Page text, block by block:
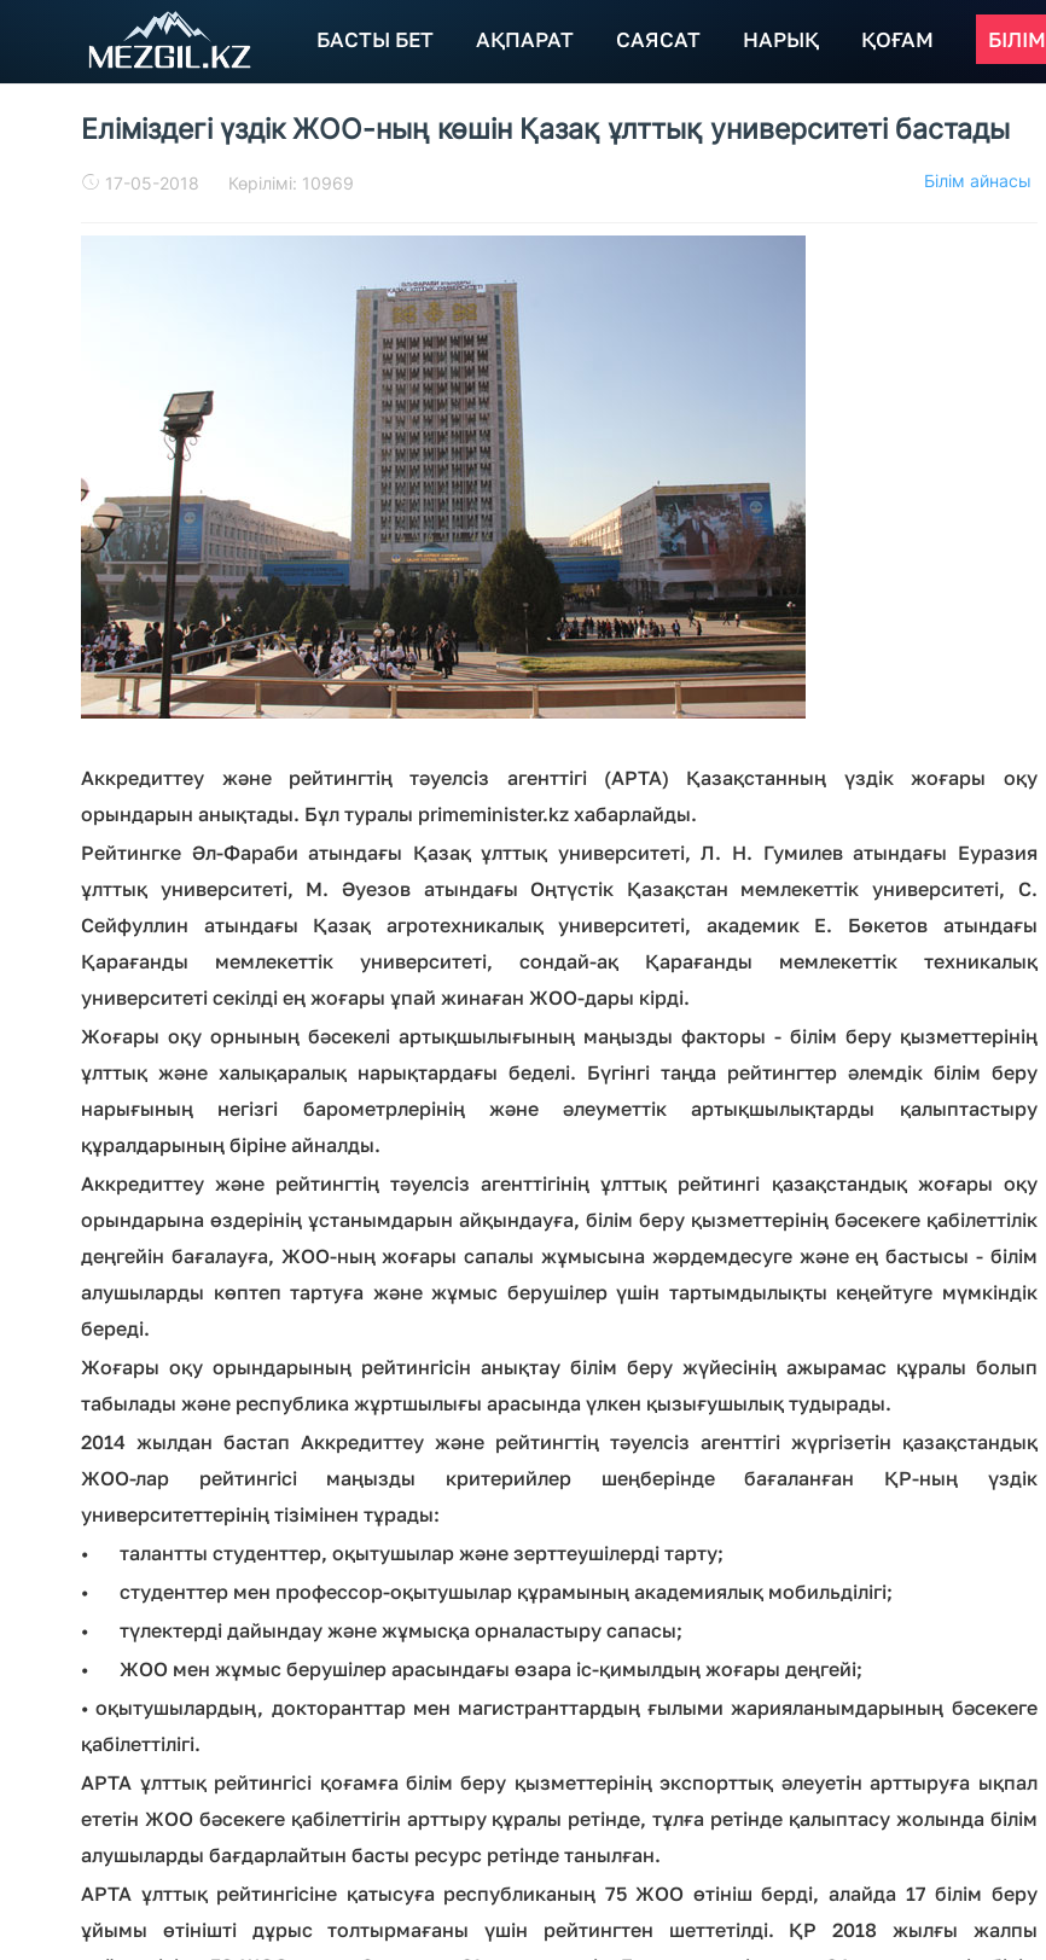
БАСТЫ БЕТ АҚПАРАТ САЯСАТ НАРЫҚ ҚОҒАМ БІЛІМ
Еліміздегі үздік ЖОО-ның көшін Қазақ ұлттық университеті бастады
Білім айнасы
17-05-2018 Көрілімі: 10969
Аккредиттеу және рейтингтің тәуелсіз агенттігі (АРТА) Қазақстанның үздік жоғары оқу
орындарын анықтады. Бұл туралы primeminister.kz хабарлайды.
Рейтингке Әл-Фараби атындағы Қазақ ұлттық университеті, Л. Н. Гумилев атындағы Еуразия
ұлттық университеті, М. Әуезов атындағы Оңтүстік Қазақстан мемлекеттік университеті, С.
Сейфуллин атындағы Қазақ агротехникалық университеті, академик Е. Бөкетов атындағы
Қарағанды мемлекеттік университеті, сондай-ақ Қарағанды мемлекеттік техникалық
университеті секілді ең жоғары ұпай жинаған ЖОО-дары кірді.
Жоғары оқу орнының бәсекелі артықшылығының маңызды факторы - білім беру қызметтерінің
ұлттық және халықаралық нарықтардағы беделі. Бүгінгі таңда рейтингтер әлемдік білім беру
нарығының негізгі барометрлерінің және әлеуметтік артықшылықтарды қалыптастыру
құралдарының біріне айналды.
Аккредиттеу және рейтингтің тәуелсіз агенттігінің ұлттық рейтингі қазақстандық жоғары оқу
орындарына өздерінің ұстанымдарын айқындауға, білім беру қызметтерінің бәсекеге қабілеттілік
деңгейін бағалауға, ЖОО-ның жоғары сапалы жұмысына жәрдемдесуге және ең бастысы - білім
алушыларды көптеп тартуға және жұмыс берушілер үшін тартымдылықты кеңейтуге мүмкіндік
береді.
Жоғары оқу орындарының рейтингісін анықтау білім беру жүйесінің ажырамас құралы болып
табылады және республика жұртшылығы арасында үлкен қызығушылық тудырады.
2014 жылдан бастап Аккредиттеу және рейтингтің тәуелсіз агенттігі жүргізетін қазақстандық
ЖОО-лар рейтингісі маңызды критерийлер шеңберінде бағаланған ҚР-ның үздік
университеттерінің тізімінен тұрады:
•
талантты студенттер, оқытушылар және зерттеушілерді тарту;
•
студенттер мен профессор-оқытушылар құрамының академиялық мобильділігі;
•
түлектерді дайындау және жұмысқа орналастыру сапасы;
•
ЖОО мен жұмыс берушілер арасындағы өзара іс-қимылдың жоғары деңгейі;
• оқытушылардың, докторанттар мен магистранттардың ғылыми жарияланымдарының бәсекеге
қабілеттілігі.
АРТА ұлттық рейтингісі қоғамға білім беру қызметтерінің экспорттық әлеуетін арттыруға ықпал
ететін ЖОО бәсекеге қабілеттігін арттыру құралы ретінде, тұлға ретінде қалыптасу жолында білім
алушыларды бағдарлайтын басты ресурс ретінде танылған.
АРТА ұлттық рейтингісіне қатысуға республиканың 75 ЖОО өтініш берді, алайда 17 білім беру
ұйымы өтінішті дұрыс толтырмағаны үшін рейтингтен шеттетілді. ҚР 2018 жылғы жалпы